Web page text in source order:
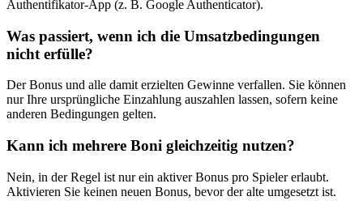
Authentifikator-App (z. B. Google Authenticator).
Was passiert, wenn ich die Umsatzbedingungen
nicht erfülle?
Der Bonus und alle damit erzielten Gewinne verfallen. Sie können
nur Ihre ursprüngliche Einzahlung auszahlen lassen, sofern keine
anderen Bedingungen gelten.
Kann ich mehrere Boni gleichzeitig nutzen?
Nein, in der Regel ist nur ein aktiver Bonus pro Spieler erlaubt.
Aktivieren Sie keinen neuen Bonus, bevor der alte umgesetzt ist.